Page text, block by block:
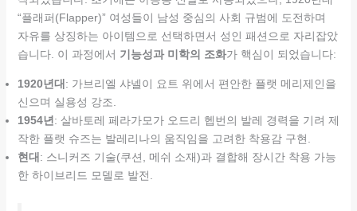
“플래퍼(Flapper)” 여성들이 남성 중심의 사회 규범에 도전하며
자유를 상징하는 아이템으로 선택하면서 성인 패션으로 자리잡았
습니다. 이 과정에서 기능성과 미학의 조화가 핵심이 되었습니다:
1920년대 : 가브리엘 샤넬이 요트 위에서 편안한 플랫 메리제인을
신으며 실용성 강조.
1954년 : 살바토레 페라가모가 오드리 헵번의 발레 경력을 기려 제
작한 플랫 슈즈는 발레리나의 움직임을 고려한 착용감 구현.
현대 : 스니커즈 기술(쿠션, 메쉬 소재)과 결합해 장시간 착용 가능
한 하이브리드 모델로 발전.